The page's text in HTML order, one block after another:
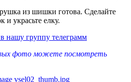
из шишки готова. Сделайте
и украсьте елку.
фото можете посмотреть